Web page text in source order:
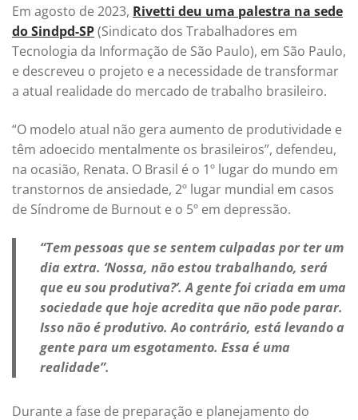
Em agosto de 2023, Rivetti deu uma palestra na sede
do Sindpd-SP(Sindicato dos Trabalhadores em
Tecnologia da Informação de São Paulo), em São Paulo,
e descreveu o projeto e a necessidade de transformar
a atual realidade do mercado de trabalho brasileiro.
“O modelo atual não gera aumento de produtividade e
têm adoecido mentalmente os brasileiros”, defendeu,
na ocasião, Renata. O Brasil é o 1º lugar do mundo em
transtornos de ansiedade, 2º lugar mundial em casos
de Síndrome de Burnout e o 5º em depressão.
“Tem pessoas que se sentem culpadas por ter um
dia extra. ‘Nossa, não estou trabalhando, será
que eu sou produtiva?’. A gente foi criada em uma
sociedade que hoje acredita que não pode parar.
Isso não é produtivo. Ao contrário, está levando a
gente para um esgotamento. Essa é uma
realidade”.
Durante a fase de preparação e planejamento do